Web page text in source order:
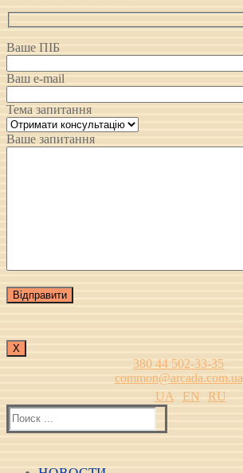
Ваше ПІБ
Ваш e-mail
Тема запитання
Ваше запитання
Х
380 44 502-33-35
common@arcada.com.ua
UA
EN
RU
Найти: